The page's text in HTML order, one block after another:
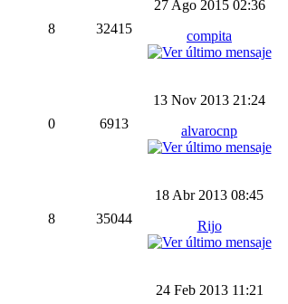
8 32415
27 Ago 2015 02:36
compita
0 6913
13 Nov 2013 21:24
alvarocnp
8 35044
18 Abr 2013 08:45
Rijo
24 Feb 2013 11:21